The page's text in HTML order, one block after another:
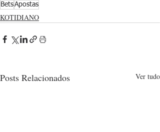
BetsApostas
KOTIDIANO
Posts Relacionados Ver tudo